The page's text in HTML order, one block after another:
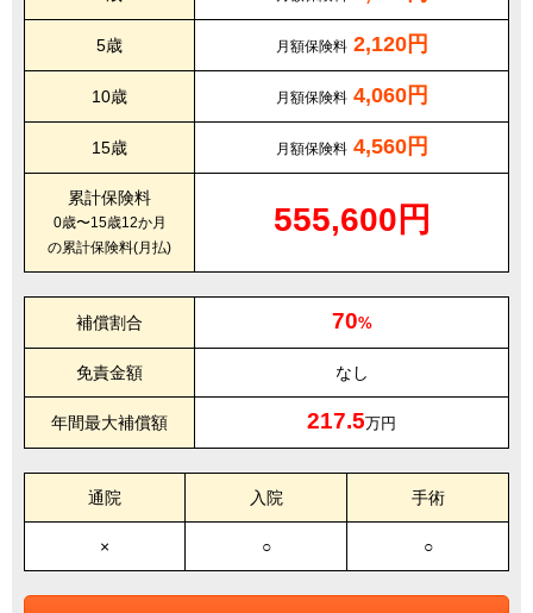
5歳 月額保険料 2,120円
10歳 月額保険料 4,060円
15歳 月額保険料 4,560円
累計保険料
0歳〜15歳12か月
の累計保険料(月払)
555,600円
補償割合 70%
免責金額 なし
年間最大補償額 217.5万円
通院 入院 手術
× ○ ○